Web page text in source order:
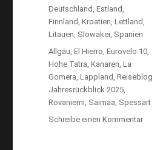
am
Kategorien
Deutschland ,Estland
Finnland ,Kroatien ,Lettland
Litauen Slowakei Spanien
Schlagwörter
Allgäu ,El Hierro ,Eurovelo 10
Hohe Tatra ,Kanaren ,La
Gomera ,Lappland ,Reiseblog
Jahresrückblick 2025
Rovaniemi Saimaa Spessart
Schreibe einen Kommentar